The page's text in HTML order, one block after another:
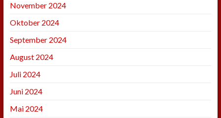
November 2024
Oktober 2024
September 2024
August 2024
Juli 2024
Juni 2024
Mai 2024